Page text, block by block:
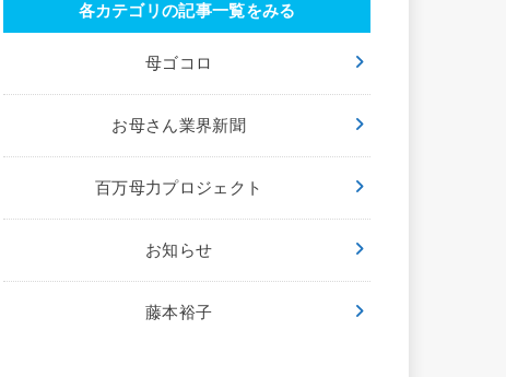
各カテゴリの記事一覧をみる
母ゴコロ
お母さん業界新聞
百万母力プロジェクト
お知らせ
藤本裕子